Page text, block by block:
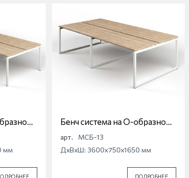
мм
Бенч система на О-образной
опоре Магна МСБ-13
арт.
МСБ-13
ДхВхШ: 3600x750x1650 мм
ПОДРОБНЕЕ